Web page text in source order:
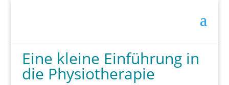
Eine kleine Einführung in
die Physiotherapie